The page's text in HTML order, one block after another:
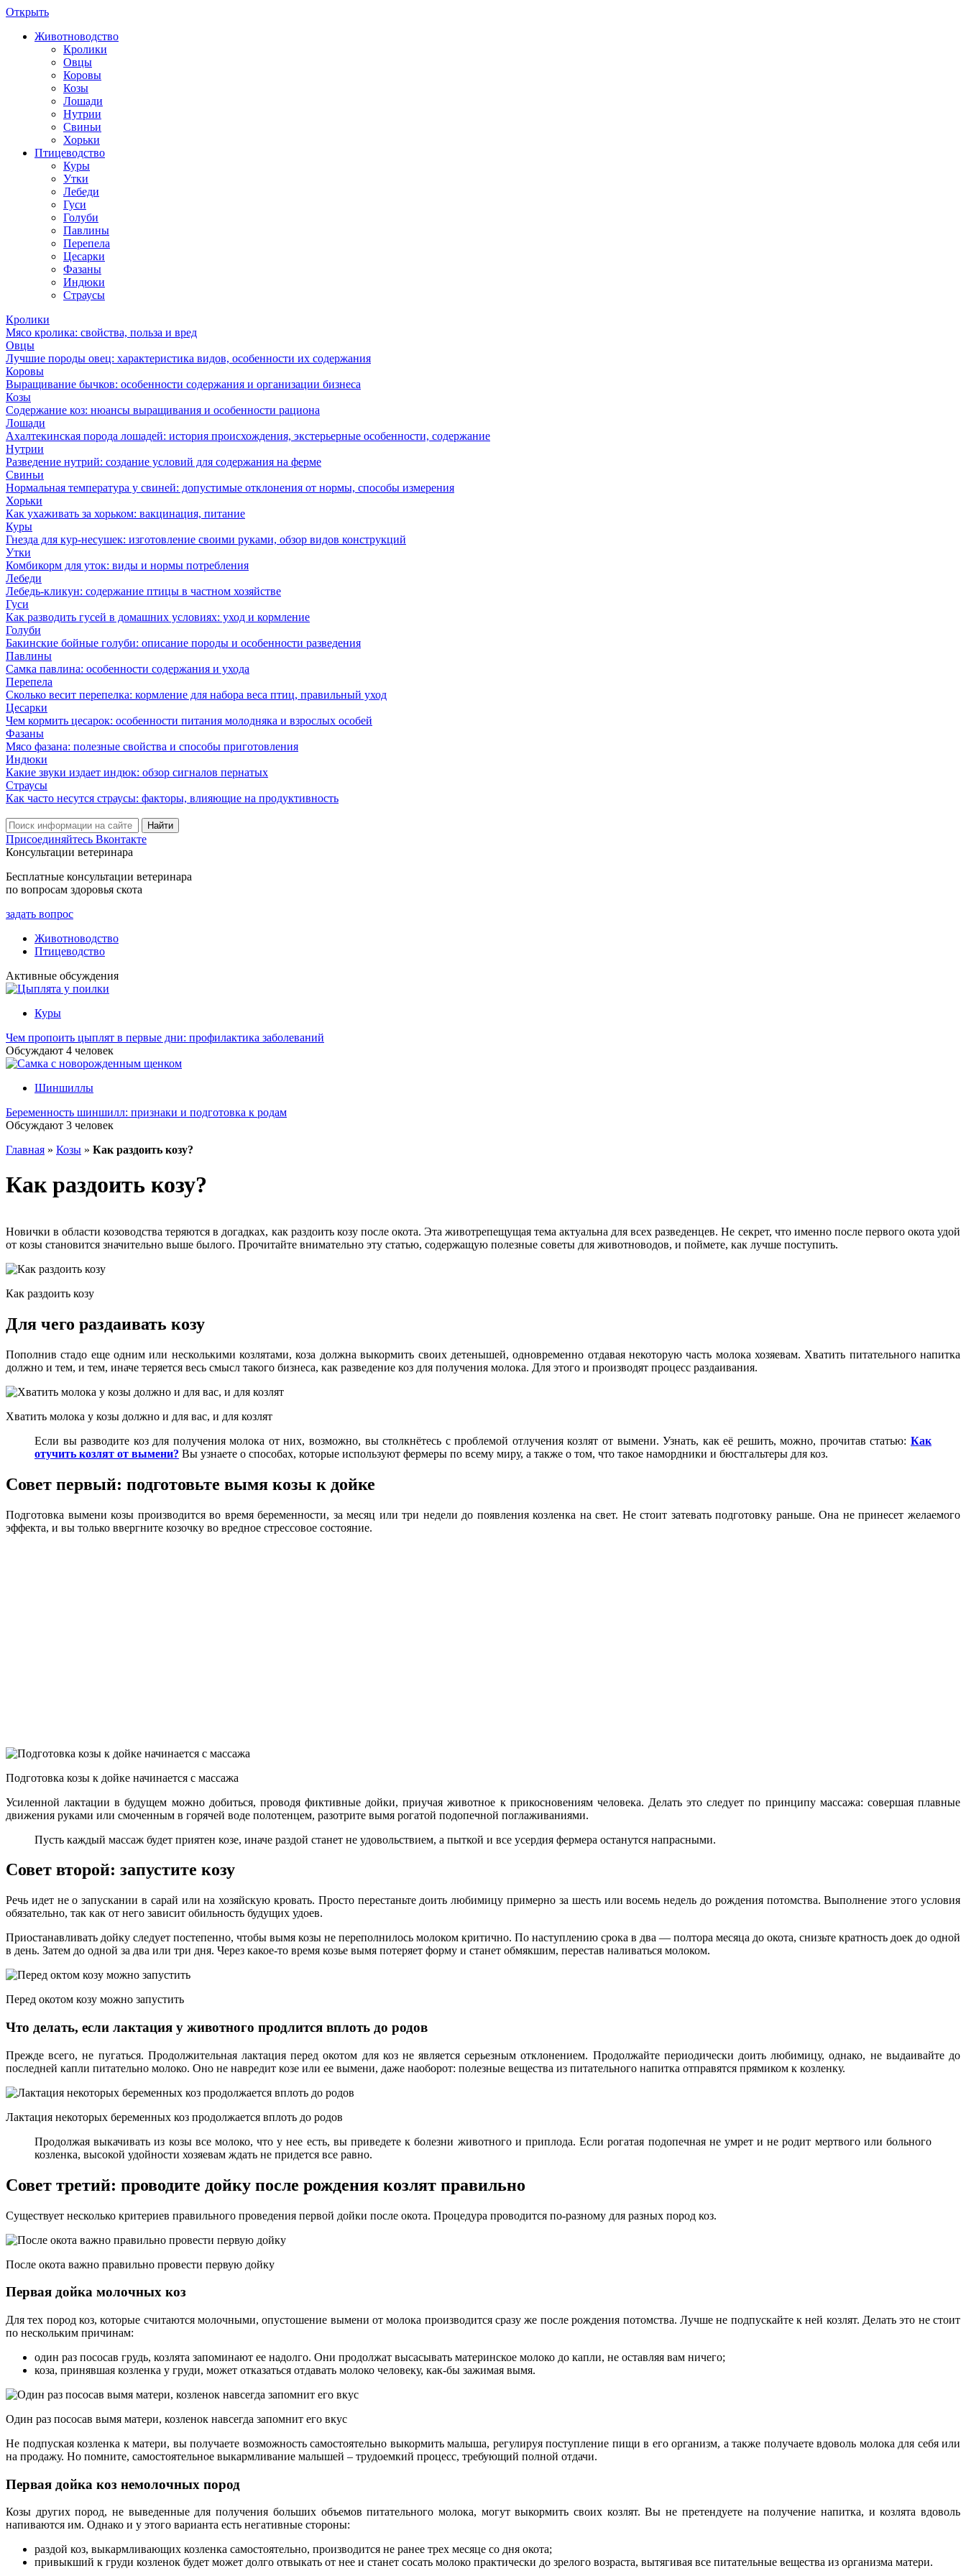
Открыть
Животноводство
Кролики
Овцы
Коровы
Козы
Лошади
Нутрии
Свиньи
Хорьки
Птицеводство
Куры
Утки
Лебеди
Гуси
Голуби
Павлины
Перепела
Цесарки
Фазаны
Индюки
Страусы
Кролики
Мясо кролика: свойства, польза и вред
Овцы
Лучшие породы овец: характеристика видов, особенности их содержания
Коровы
Выращивание бычков: особенности содержания и организации бизнеса
Козы
Содержание коз: нюансы выращивания и особенности рациона
Лошади
Ахалтекинская порода лошадей: история происхождения, экстерьерные особенности, содержание
Нутрии
Разведение нутрий: создание условий для содержания на ферме
Свиньи
Нормальная температура у свиней: допустимые отклонения от нормы, способы измерения
Хорьки
Как ухаживать за хорьком: вакцинация, питание
Куры
Гнезда для кур-несушек: изготовление своими руками, обзор видов конструкций
Утки
Комбикорм для уток: виды и нормы потребления
Лебеди
Лебедь-кликун: содержание птицы в частном хозяйстве
Гуси
Как разводить гусей в домашних условиях: уход и кормление
Голуби
Бакинские бойные голуби: описание породы и особенности разведения
Павлины
Самка павлина: особенности содержания и ухода
Перепела
Сколько весит перепелка: кормление для набора веса птиц, правильный уход
Цесарки
Чем кормить цесарок: особенности питания молодняка и взрослых особей
Фазаны
Мясо фазана: полезные свойства и способы приготовления
Индюки
Какие звуки издает индюк: обзор сигналов пернатых
Страусы
Как часто несутся страусы: факторы, влияющие на продуктивность
Присоединяйтесь Вконтакте
Консультации ветеринара
Бесплатные консультации ветеринара
по вопросам здоровья скота
задать вопрос
Животноводство
Птицеводство
Активные обсуждения
Куры
Чем пропоить цыплят в первые дни: профилактика заболеваний
Обсуждают 4 человек
Шиншиллы
Беременность шиншилл: признаки и подготовка к родам
Обсуждают 3 человек
Главная » Козы » Как раздоить козу?
Как раздоить козу?
Новички в области козоводства теряются в догадках, как раздоить козу после окота. Эта животрепещущая тема актуальна для всех разведенцев. Не секрет, что именно после первого окота удой
от козы становится значительно выше былого. Прочитайте внимательно эту статью, содержащую полезные советы для животноводов, и поймете, как лучше поступить.
Как раздоить козу
Для чего раздаивать козу
Пополнив стадо еще одним или несколькими козлятами, коза должна выкормить своих детенышей, одновременно отдавая некоторую часть молока хозяевам. Хватить питательного напитка
должно и тем, и тем, иначе теряется весь смысл такого бизнеса, как разведение коз для получения молока. Для этого и производят процесс раздаивания.
Хватить молока у козы должно и для вас, и для козлят
Если вы разводите коз для получения молока от них, возможно, вы столкнётесь с проблемой отлучения козлят от вымени. Узнать, как её решить, можно, прочитав статью: Как
отучить козлят от вымени? Вы узнаете о способах, которые используют фермеры по всему миру, а также о том, что такое намордники и бюстгальтеры для коз.
Совет первый: подготовьте вымя козы к дойке
Подготовка вымени козы производится во время беременности, за месяц или три недели до появления козленка на свет. Не стоит затевать подготовку раньше. Она не принесет желаемого
эффекта, и вы только ввергните козочку во вредное стрессовое состояние.
Подготовка козы к дойке начинается с массажа
Усиленной лактации в будущем можно добиться, проводя фиктивные дойки, приучая животное к прикосновениям человека. Делать это следует по принципу массажа: совершая плавные
движения руками или смоченным в горячей воде полотенцем, разотрите вымя рогатой подопечной поглаживаниями.
Пусть каждый массаж будет приятен козе, иначе раздой станет не удовольствием, а пыткой и все усердия фермера останутся напрасными.
Совет второй: запустите козу
Речь идет не о запускании в сарай или на хозяйскую кровать. Просто перестаньте доить любимицу примерно за шесть или восемь недель до рождения потомства. Выполнение этого условия
обязательно, так как от него зависит обильность будущих удоев.
Приостанавливать дойку следует постепенно, чтобы вымя козы не переполнилось молоком критично. По наступлению срока в два — полтора месяца до окота, снизьте кратность доек до одной
в день. Затем до одной за два или три дня. Через какое-то время козье вымя потеряет форму и станет обмякшим, перестав наливаться молоком.
Перед окотом козу можно запустить
Что делать, если лактация у животного продлится вплоть до родов
Прежде всего, не пугаться. Продолжительная лактация перед окотом для коз не является серьезным отклонением. Продолжайте периодически доить любимицу, однако, не выдаивайте до
последней капли питательно молоко. Оно не навредит козе или ее вымени, даже наоборот: полезные вещества из питательного напитка отправятся прямиком к козленку.
Лактация некоторых беременных коз продолжается вплоть до родов
Продолжая выкачивать из козы все молоко, что у нее есть, вы приведете к болезни животного и приплода. Если рогатая подопечная не умрет и не родит мертвого или больного
козленка, высокой удойности хозяевам ждать не придется все равно.
Совет третий: проводите дойку после рождения козлят правильно
Существует несколько критериев правильного проведения первой дойки после окота. Процедура проводится по-разному для разных пород коз.
После окота важно правильно провести первую дойку
Первая дойка молочных коз
Для тех пород коз, которые считаются молочными, опустошение вымени от молока производится сразу же после рождения потомства. Лучше не подпускайте к ней козлят. Делать это не стоит
по нескольким причинам:
один раз пососав грудь, козлята запоминают ее надолго. Они продолжат высасывать материнское молоко до капли, не оставляя вам ничего;
коза, принявшая козленка у груди, может отказаться отдавать молоко человеку, как-бы зажимая вымя.
Один раз пососав вымя матери, козленок навсегда запомнит его вкус
Не подпуская козленка к матери, вы получаете возможность самостоятельно выкормить малыша, регулируя поступление пищи в его организм, а также получаете вдоволь молока для себя или
на продажу. Но помните, самостоятельное выкармливание малышей – трудоемкий процесс, требующий полной отдачи.
Первая дойка коз немолочных пород
Козы других пород, не выведенные для получения больших объемов питательного молока, могут выкормить своих козлят. Вы не претендуете на получение напитка, и козлята вдоволь
напиваются им. Однако и у этого варианта есть негативные стороны:
раздой коз, выкармливающих козленка самостоятельно, производится не ранее трех месяце со дня окота;
привыкший к груди козленок будет может долго отвыкать от нее и станет сосать молоко практически до зрелого возраста, вытягивая все питательные вещества из организма матери.